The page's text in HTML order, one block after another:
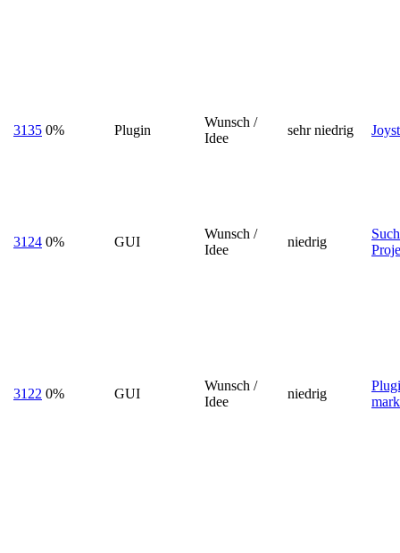
3135 0% Plugin
Wunsch /
Idee
sehr niedrig
3124 0% GUI
Wunsch /
Idee
niedrig
3122 0% GUI
Wunsch /
Idee
niedrig